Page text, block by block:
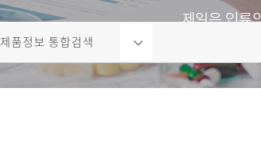
제품정보 통합검색